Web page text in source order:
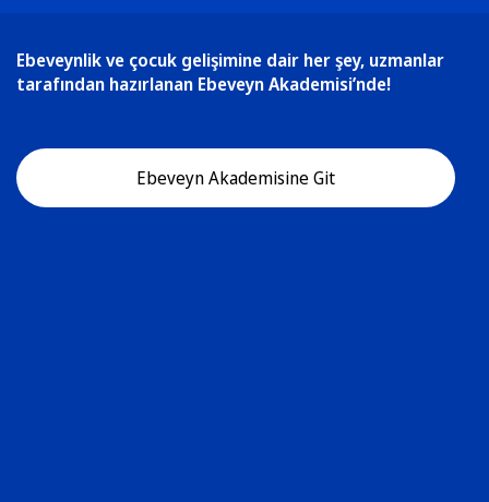
Ebeveynlik ve çocuk gelişimine dair her şey, uzmanlar
tarafından hazırlanan Ebeveyn Akademisi’nde!
Ebeveyn Akademisine Git